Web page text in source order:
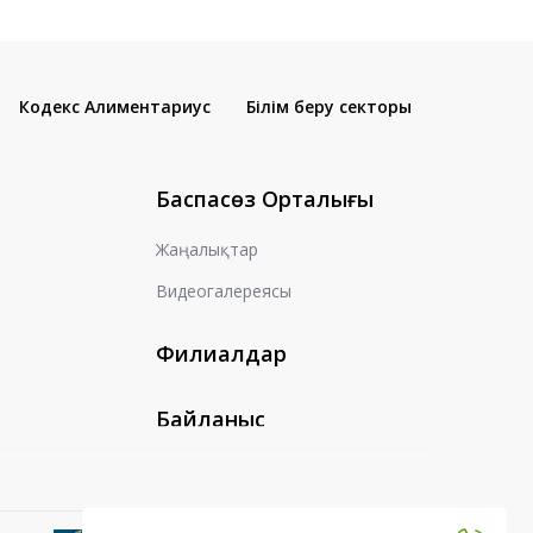
Кодекс Алиментариус Білім беру секторы
Баспасөз Орталығы
Жаңалықтар
Видеогалереясы
Филиалдар
Байланыс